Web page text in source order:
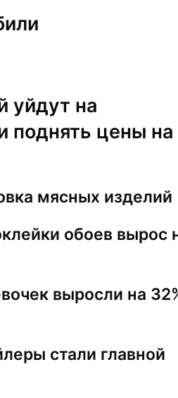
уйдут на
поднять цены на
мясных изделий
обоев вырос
выросли на
стали главной